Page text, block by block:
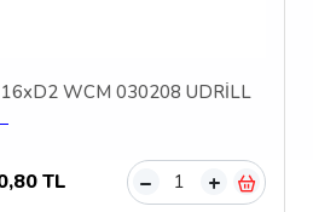
WCM 030208 UDRİLL
TL – +